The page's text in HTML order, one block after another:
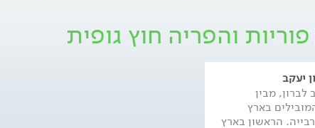
והפריה חוץ גופית
יעקב
לברון, מבין
בארץ
הראשון בארץ